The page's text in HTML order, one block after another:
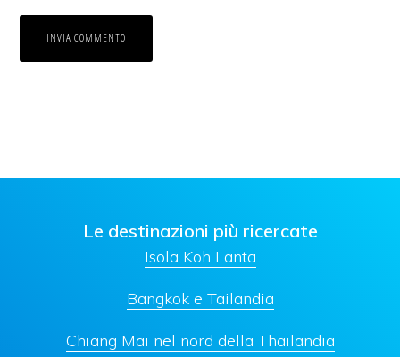
Le destinazioni più ricercate
Isola Koh Lanta
Bangkok e Tailandia
Chiang Mai nel nord della Thailandia